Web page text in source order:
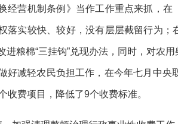
经营机制条例》当作工作重点来抓，
落实较快、较好，没有层层截留行为
进粮棉“三挂钩”兑现办法，同时，对农
好减轻农民负担工作，在今年七月中央
收费项目，降低了9个收费标准。